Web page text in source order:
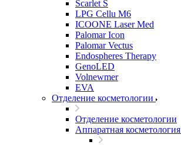
Scarlet S
LPG Cellu M6
ICOONE Laser Med
Palomar Icon
Palomar Vectus
Endospheres Therapy
GenoLED
Volnewmer
EVA
Отделение косметологии
Отделение косметологии
Аппаратная косметология